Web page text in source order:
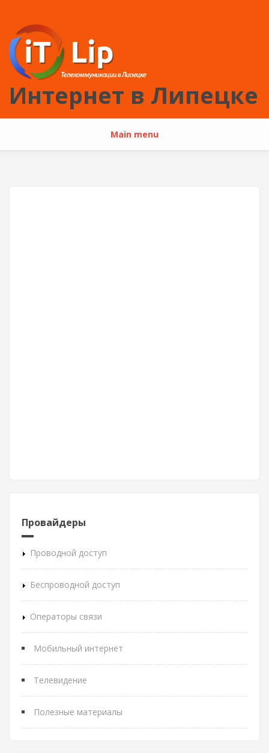
Интернет в Липецке
Main menu
Провайдеры
Проводной доступ
Беспроводной доступ
Операторы связи
Мобильный интернет
Телевидение
Полезные материалы